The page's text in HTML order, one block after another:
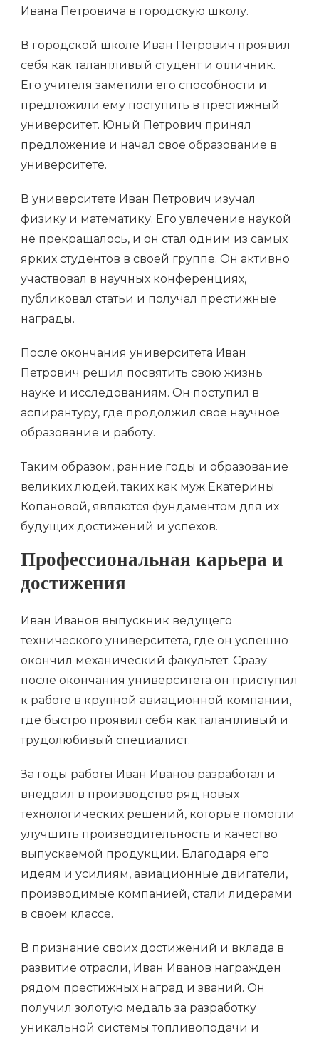
Ивана Петровича в городскую школу.
В городской школе Иван Петрович проявил
себя как талантливый студент и отличник.
Его учителя заметили его способности и
предложили ему поступить в престижный
университет. Юный Петрович принял
предложение и начал свое образование в
университете.
В университете Иван Петрович изучал
физику и математику. Его увлечение наукой
не прекращалось, и он стал одним из самых
ярких студентов в своей группе. Он активно
участвовал в научных конференциях,
публиковал статьи и получал престижные
награды.
После окончания университета Иван
Петрович решил посвятить свою жизнь
науке и исследованиям. Он поступил в
аспирантуру, где продолжил свое научное
образование и работу.
Таким образом, ранние годы и образование
великих людей, таких как муж Екатерины
Копановой, являются фундаментом для их
будущих достижений и успехов.
Профессиональная карьера и
достижения
Иван Иванов выпускник ведущего
технического университета, где он успешно
окончил механический факультет. Сразу
после окончания университета он приступил
к работе в крупной авиационной компании,
где быстро проявил себя как талантливый и
трудолюбивый специалист.
За годы работы Иван Иванов разработал и
внедрил в производство ряд новых
технологических решений, которые помогли
улучшить производительность и качество
выпускаемой продукции. Благодаря его
идеям и усилиям, авиационные двигатели,
производимые компанией, стали лидерами
в своем классе.
В признание своих достижений и вклада в
развитие отрасли, Иван Иванов награжден
рядом престижных наград и званий. Он
получил золотую медаль за разработку
уникальной системы топливоподачи и